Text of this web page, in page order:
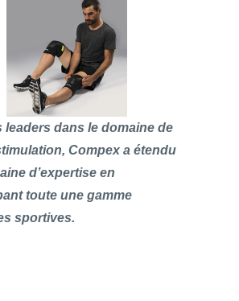
leaders dans le domaine de
Compex a étendu
d’expertise en
toute une gamme
sportives.